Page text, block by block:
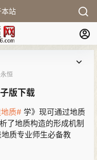
本站
恒
版下载
质# 学》现可通过地质
了地质构造的形成机制
质专业师生必备教